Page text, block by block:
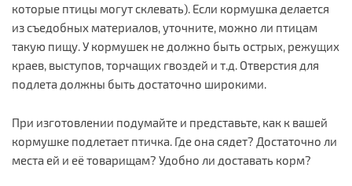
которые птицы могут склевать). Если кормушка делается
из съедобных материалов, уточните, можно ли птицам
такую пищу. У кормушек не должно быть острых, режущих
краев, выступов, торчащих гвоздей и т.д. Отверстия для
подлета должны быть достаточно широкими.
При изготовлении подумайте и представьте, как к вашей
кормушке подлетает птичка. Где она сядет? Достаточно ли
места ей и её товарищам? Удобно ли доставать корм?